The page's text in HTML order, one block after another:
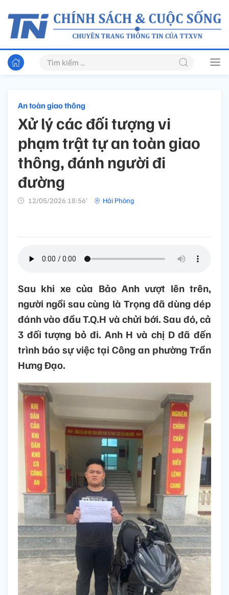
An toàn giao thông
Xử lý các đối tượng vi
phạm trật tự an toàn giao
thông, đánh người đi
đường
12/05/2026 18:56’ Hải Phòng
Sau khi xe của Bảo Anh vượt lên trên,
người ngồi sau cùng là Trọng đã dùng dép
đánh vào đầu T.Q.H và chửi bới. Sau đó, cả
3 đối tượng bỏ đi. Anh H và chị D đã đến
trình báo sự việc tại Công an phường Trần
Hưng Đạo.